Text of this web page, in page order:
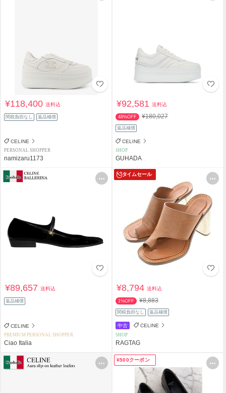
¥118,400送料込
関税負担なし 返品補償
CELINE
PERSONAL SHOPPER
namizaru1173
¥92,581送料込
48%OFF ¥180,027
返品補償
CELINE
SHOP
GUHADA
¥89,657送料込
返品補償
CELINE
PREMIUM PERSONAL SHOPPER
Ciao Italia
タイムセール
¥8,794送料込
1%OFF ¥8,883
関税負担なし 返品補償
中古 CELINE
SHOP
RAGTAG
¥500クーポン